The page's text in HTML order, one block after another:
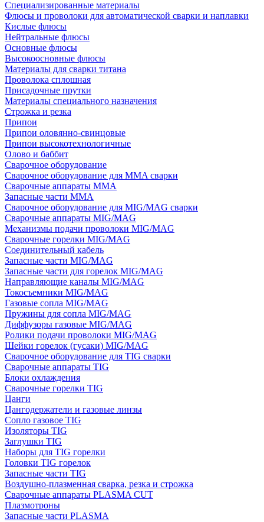
Специализированные материалы
Флюсы и проволоки для автоматической сварки и наплавки
Кислые флюсы
Нейтральные флюсы
Основные флюсы
Высокоосновные флюсы
Материалы для сварки титана
Проволока сплошная
Присадочные прутки
Материалы специального назначения
Строжка и резка
Припои
Припои оловянно-свинцовые
Припои высокотехнологичные
Олово и баббит
Сварочное оборудование
Сварочное оборудование для MMA сварки
Сварочные аппараты MMA
Запасные части MMA
Сварочное оборудование для MIG/MAG сварки
Сварочные аппараты MIG/MAG
Механизмы подачи проволоки MIG/MAG
Сварочные горелки MIG/MAG
Соединительный кабель
Запасные части MIG/MAG
Запасные части для горелок MIG/MAG
Направляющие каналы MIG/MAG
Токосъемники MIG/MAG
Газовые сопла MIG/MAG
Пружины для сопла MIG/MAG
Диффузоры газовые MIG/MAG
Ролики подачи проволоки MIG/MAG
Шейки горелок (гусаки) MIG/MAG
Сварочное оборудование для TIG сварки
Сварочные аппараты TIG
Блоки охлаждения
Сварочные горелки TIG
Цанги
Цангодержатели и газовые линзы
Сопло газовое TIG
Изоляторы TIG
Заглушки TIG
Наборы для TIG горелки
Головки TIG горелок
Запасные части TIG
Воздушно-плазменная сварка, резка и строжка
Сварочные аппараты PLASMA CUT
Плазмотроны
Запасные части PLASMA